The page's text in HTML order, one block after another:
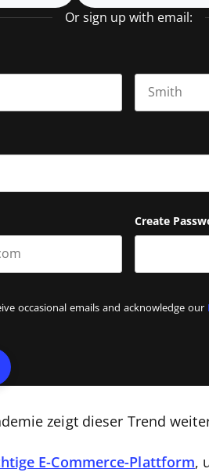
Or sign up with email:
Create
occasional emails and acknowledge our
zeigt dieser Trend
E-Commerce-Plattform,